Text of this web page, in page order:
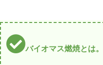
バイオマス燃焼とは。